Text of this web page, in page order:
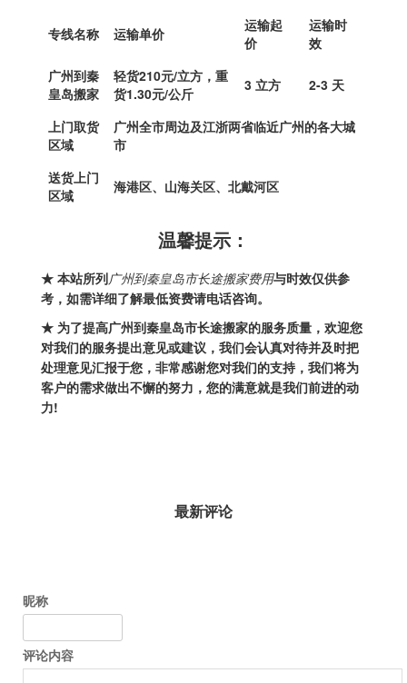
专线名称 运输单价
运输起
价
运输时
效
广州到秦
皇岛搬家
轻货210元/立方，重
货1.30元/公斤
3 立方 2-3 天
上门取货
区域
广州全市周边及江浙两省临近广州的各大城
市
送货上门
区域
海港区、山海关区、北戴河区
温馨提示：
★ 本站所列广州到秦皇岛市长途搬家费用与时效仅供参
考，如需详细了解最低资费请电话咨询。
★ 为了提高广州到秦皇岛市长途搬家的服务质量，欢迎您
对我们的服务提出意见或建议，我们会认真对待并及时把
处理意见汇报于您，非常感谢您对我们的支持，我们将为
客户的需求做出不懈的努力，您的满意就是我们前进的动
力!
最新评论
昵称
评论内容